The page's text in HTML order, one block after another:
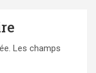
Les champs